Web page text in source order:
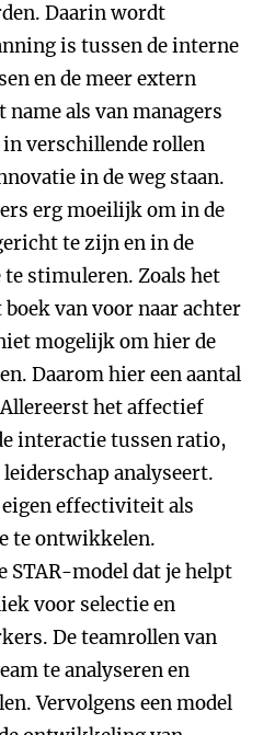
Daarin wordt
is tussen de interne
en de meer extern
als van managers
verschillende rollen
in de weg staan.
erg moeilijk om in de
te zijn en in de
stimuleren. Zoals het
van voor naar achter
mogelijk om hier de
Daarom hier een aantal
het affectief
interactie tussen ratio,
analyseert.
eigen effectiviteit als
te ontwikkelen.
STAR-model dat je helpt
voor selectie en
De teamrollen van
te analyseren en
Vervolgens een model